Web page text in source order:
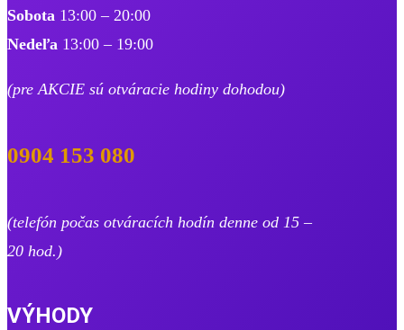
Sobota 13:00 – 20:00
Nedeľa 13:00 – 19:00
​(pre AKCIE sú otváracie hodiny dohodou)
0904 153 080
(telefón počas otváracích hodín denne od 15 –
20 hod.)
VÝHODY